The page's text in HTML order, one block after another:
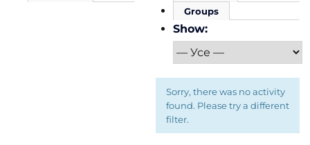
Groups
Show:
Sorry, there was no activity
found. Please try a different
filter.